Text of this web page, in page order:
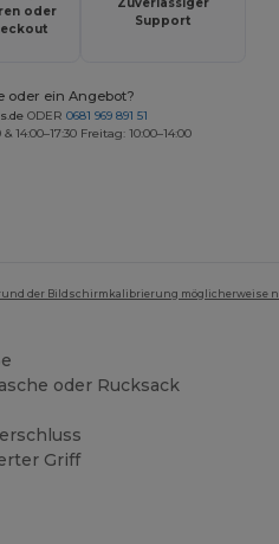
oder
Support
oder ein Angebot?
ODER0681 969 891 51
14:00–17:30 Freitag: 10:00–14:00
der Bildschirmkalibrierung
oder Rucksack
Griff